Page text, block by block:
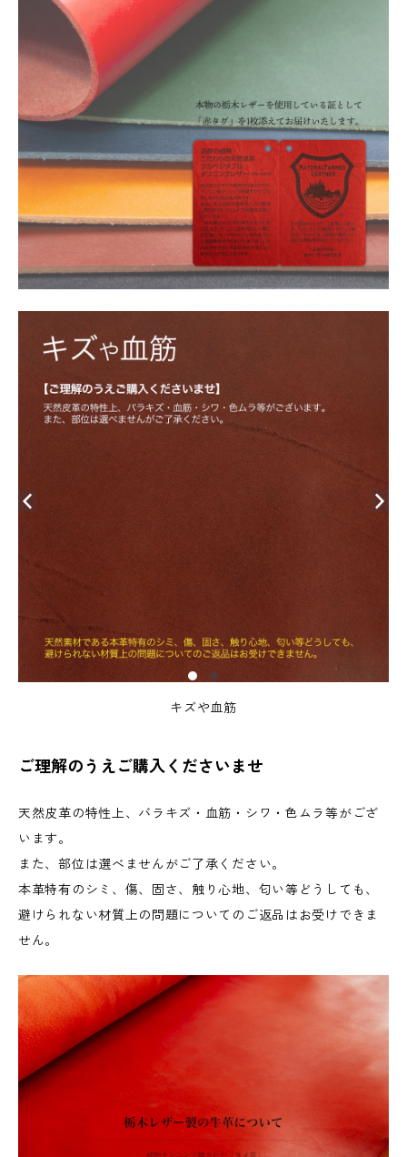
キズや血筋
ご理解のうえご購入くださいませ
天然皮革の特性上、バラキズ・血筋・シワ・色ムラ等がござ
います。
また、部位は選べませんがご了承ください。
本革特有のシミ、傷、固さ、触り心地、匂い等どうしても、
避けられない材質上の問題についてのご返品はお受けできま
せん。